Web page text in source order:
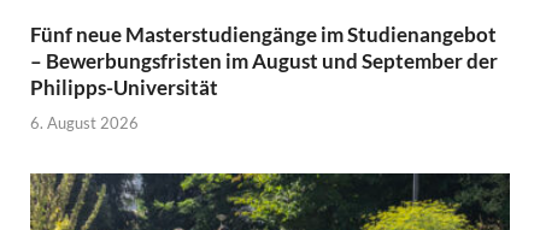
Fünf neue Masterstudiengänge im Studienangebot
– Bewerbungsfristen im August und September der
Philipps-Universität
6. August 2026